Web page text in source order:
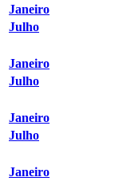
Janeiro
Julho
Janeiro
Julho
Janeiro
Julho
Janeiro